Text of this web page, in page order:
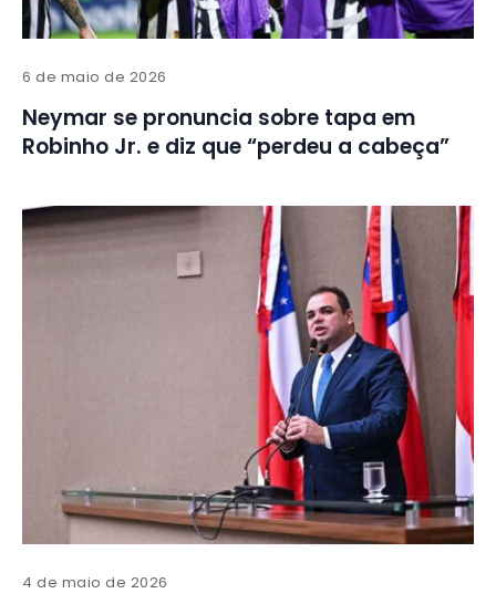
6 de maio de 2026
Neymar se pronuncia sobre tapa em
Robinho Jr. e diz que “perdeu a cabeça”
4 de maio de 2026